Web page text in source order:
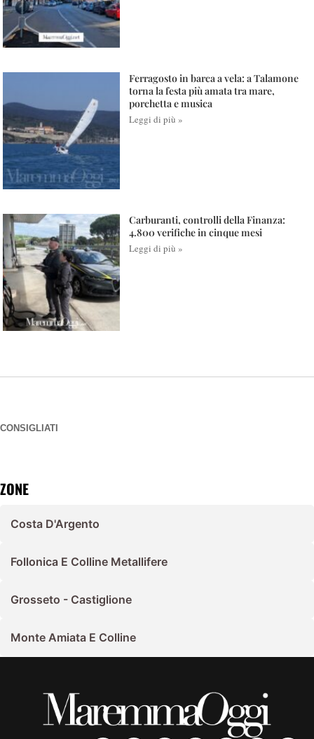
Ferragosto in barca a vela: a Talamone
torna la festa più amata tra mare,
porchetta e musica
Leggi di più »
Carburanti, controlli della Finanza:
4.800 verifiche in cinque mesi
Leggi di più »
CONSIGLIATI
ZONE
Costa D'Argento
Follonica E Colline Metallifere
Grosseto - Castiglione
Monte Amiata E Colline